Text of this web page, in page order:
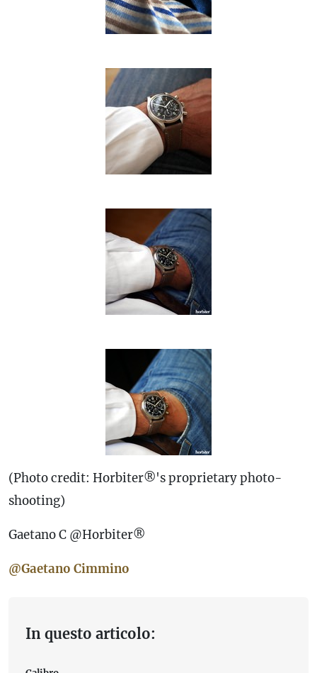
(Photo credit: Horbiter®'s proprietary photo-
shooting)
Gaetano C @Horbiter®
@Gaetano Cimmino
In questo articolo: